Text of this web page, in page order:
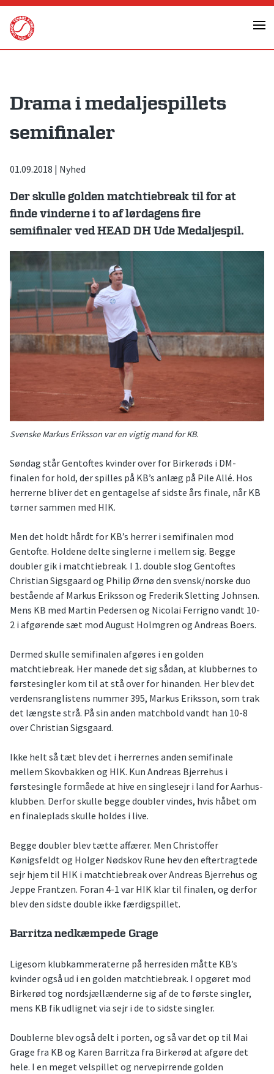
Skip
content
Drama i medaljespillets
semifinaler
01.09.2018 | Nyhed
Der skulle golden matchtiebreak til for at
finde vinderne i to af lørdagens fire
semifinaler ved HEAD DH Ude Medaljespil.
Svenske Markus Eriksson var en vigtig mand for KB.
Søndag står Gentoftes kvinder over for Birkerøds i DM-
finalen for hold, der spilles på KB’s anlæg på Pile Allé. Hos
herrerne bliver det en gentagelse af sidste års finale, når KB
tørner sammen med HIK.
Men det holdt hårdt for KB’s herrer i semifinalen mod
Gentofte. Holdene delte singlerne i mellem sig. Begge
doubler gik i matchtiebreak. I 1. double slog Gentoftes
Christian Sigsgaard og Philip Ørnø den svensk/norske duo
bestående af Markus Eriksson og Frederik Sletting Johnsen.
Mens KB med Martin Pedersen og Nicolai Ferrigno vandt 10-
2 i afgørende sæt mod August Holmgren og Andreas Boers.
Dermed skulle semifinalen afgøres i en golden
matchtiebreak. Her manede det sig sådan, at klubbernes to
førstesingler kom til at stå over for hinanden. Her blev det
verdensranglistens nummer 395, Markus Eriksson, som trak
det længste strå. På sin anden matchbold vandt han 10-8
over Christian Sigsgaard.
Ikke helt så tæt blev det i herrernes anden semifinale
mellem Skovbakken og HIK. Kun Andreas Bjerrehus i
førstesingle formåede at hive en singlesejr i land for Aarhus-
klubben. Derfor skulle begge doubler vindes, hvis håbet om
en finaleplads skulle holdes i live.
Begge doubler blev tætte affærer. Men Christoffer
Kønigsfeldt og Holger Nødskov Rune hev den eftertragtede
sejr hjem til HIK i matchtiebreak over Andreas Bjerrehus og
Jeppe Frantzen. Foran 4-1 var HIK klar til finalen, og derfor
blev den sidste double ikke færdigspillet.
Barritza nedkæmpede Grage
Ligesom klubkammeraterne på herresiden måtte KB’s
kvinder også ud i en golden matchtiebreak. I opgøret mod
Birkerød tog nordsjællænderne sig af de to første singler,
mens KB fik udlignet via sejr i de to sidste singler.
Doublerne blev også delt i porten, og så var det op til Mai
Grage fra KB og Karen Barritza fra Birkerød at afgøre det
hele. I en meget velspillet og nervepirrende golden